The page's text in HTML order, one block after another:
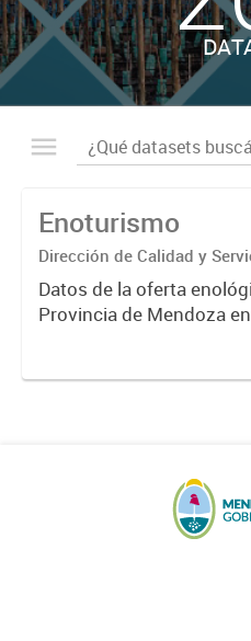
Enoturismo
Dirección de Calidad y
Turísticos
Datos de la oferta
Provincia de Mendoza
y empresas